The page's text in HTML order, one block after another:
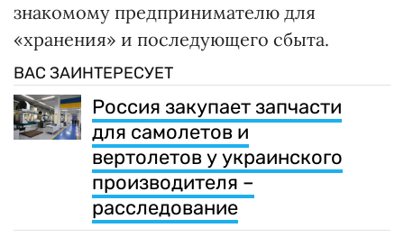
знакомому предпринимателю для
«хранения» и последующего сбыта.
ВАС ЗАИНТЕРЕСУЕТ
Россия закупает запчасти
для самолетов и
вертолетов у украинского
производителя –
расследование